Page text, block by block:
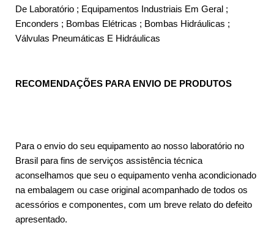
De Laboratório ; Equipamentos Industriais Em Geral ;
Enconders ; Bombas Elétricas ; Bombas Hidráulicas ;
Válvulas Pneumáticas E Hidráulicas
RECOMENDAÇÕES PARA ENVIO DE PRODUTOS
Para o envio do seu equipamento ao nosso laboratório no
Brasil para fins de serviços assistência técnica
aconselhamos que seu o equipamento venha acondicionado
na embalagem ou case original acompanhado de todos os
acessórios e componentes, com um breve relato do defeito
apresentado.